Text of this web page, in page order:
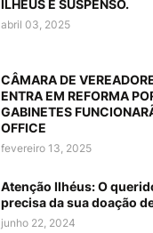
ILHÉUS É SUSPENSO.
abril 03, 2025
CÂMARA DE
ENTRA EM REFORMA
GABINETES
OFFICE
fevereiro 13, 2025
Atenção Ilhéus: O
precisa da sua doação
junho 22, 2024